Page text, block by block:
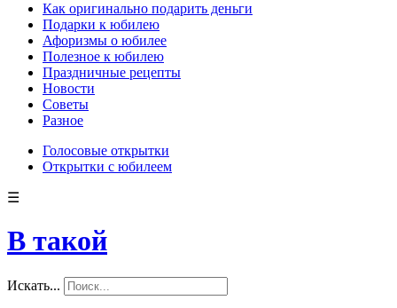
Как оригинально подарить деньги
Подарки к юбилею
Афоризмы о юбилее
Полезное к юбилею
Праздничные рецепты
Новости
Советы
Разное
Голосовые открытки
Открытки с юбилеем
☰
В такой
Искать...